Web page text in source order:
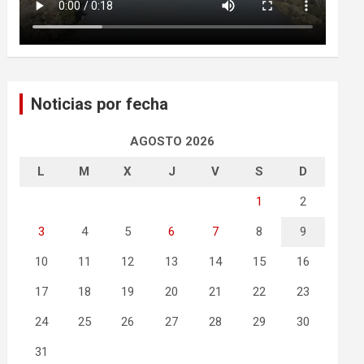
Noticias por fecha
AGOSTO 2026
L M X J V S D
1 2
3 4 5 6 7 8 9
10 11 12 13 14 15 16
17 18 19 20 21 22 23
24 25 26 27 28 29 30
31